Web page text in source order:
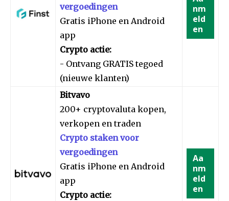
vergoedingen
Gratis iPhone en Android
app
Crypto actie:
- Ontvang GRATIS tegoed
(nieuwe klanten)
nm
eld
en
Bitvavo
200+ cryptovaluta kopen,
verkopen en traden
Crypto staken voor
vergoedingen
Gratis iPhone en Android
app
Crypto actie:
Aa
nm
eld
en